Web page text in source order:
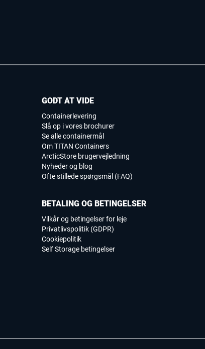
GODT AT VIDE
Containerlevering
Slå op i vores brochurer
Se alle containermål
Om TITAN Containers
ArcticStore brugervejledning
Nyheder og blog
Ofte stillede spørgsmål (FAQ)
BETALING OG BETINGELSER
Vilkår og betingelser for leje
Privatlivspolitik (GDPR)
Cookiepolitik
Self Storage betingelser